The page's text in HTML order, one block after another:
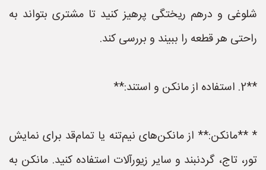
شلوغی و درهم ریختگی پرهیز کنید تا مشتری بتواند به
راحتی هر قطعه را ببیند و بررسی کند.
**2. استفاده از مانکن و استند:**
* **مانکن:** از مانکن‌های نیم‌تنه یا تمام‌قد برای نمایش
تور، تاج، گردنبند و سایر زیورآلات استفاده کنید. مانکن به